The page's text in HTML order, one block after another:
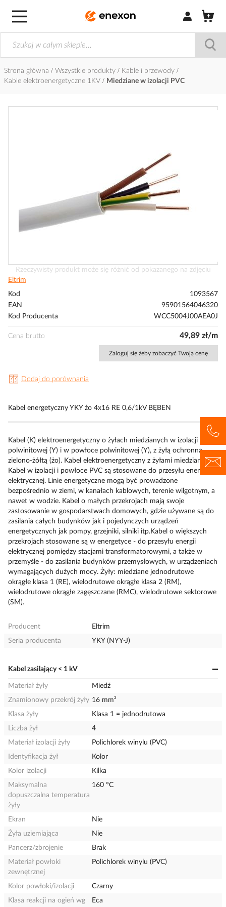
Zaloguj się /
Strona główna Wszystkie produkty
Kable i przewody
Kable elektroenergetyczne 1KV
Miedziane w izolacji PVC
Przejdź
na
początek
Rzeczywisty produkt może się różnić od pokazanego na zdjęciu
Eltrim
Kod
1093567
EAN
95901564046320
Kod Producenta
WCC5004J00AEA0J
Cena brutto 49,89 zł/m
Zaloguj się żeby zobaczyć Twoją cenę
Dodaj do porównania
Kabel energetyczny YKY żo 4x16 RE 0,6/1kV BĘBEN
Kabel (K) elektroenergetyczny o żyłach miedzianych w izolacji
polwinitowej (Y) i w powłoce polwinitowej (Y), z żyłą ochronną
zielono-żółtą (żo). Kabel elektroenergetyczny z żyłami miedzianymi.
Kabel w izolacji i powłoce PVC są stosowane do przesyłu energii
elektrycznej. Linie energetyczne mogą być prowadzone
bezpośrednio w ziemi, w kanałach kablowych, terenie wilgotnym, a
nawet w wodzie. Kabel o małych przekrojach mają swoje
zastosowanie w gospodarstwach domowych, gdzie używane są do
zasilania całych budynków jak i pojedynczych urządzeń
energetycznych jak pompy, grzejniki, silniki itp.Kabel o większych
przekrojach stosowane są w energetyce - do przesyłu energii
elektrycznej pomiędzy stacjami transformatorowymi, a także w
przemyśle - do zasilania budynków przemysłowych, w urządzeniach
wymagających dużych mocy. Żyły: miedziane jednodrutowe
okrągłe klasa 1 (RE), wielodrutowe okrągłe klasa 2 (RM),
wielodrutowe okrągłe zagęszczane (RMC), wielodrutowe sektorowe
(SM).
Producent
Eltrim
Seria producenta
YKY (NYY-J)
Kabel zasilający < 1 kV
Materiał żyły
Miedź
Znamionowy przekrój żyły 16 mm²
Klasa żyły
Klasa 1 = jednodrutowa
Liczba żył
4
Materiał izolacji żyły
Polichlorek winylu (PVC)
Identyfikacja żył
Kolor
Kolor izolacji
Kilka
Maksymalna
dopuszczalna temperatura
żyły
160 °C
Ekran
Nie
Żyła uziemiająca
Nie
Pancerz/zbrojenie
Brak
Materiał powłoki
zewnętrznej
Polichlorek winylu (PVC)
Kolor powłoki/izolacji
Czarny
Klasa reakcji na ogień wg
Eca